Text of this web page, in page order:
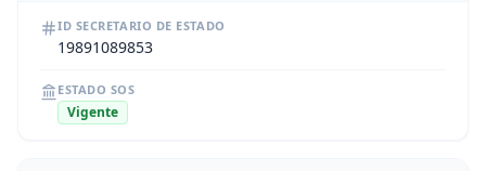
ID SECRETARIO DE ESTADO
19891089853
ESTADO SOS
Vigente